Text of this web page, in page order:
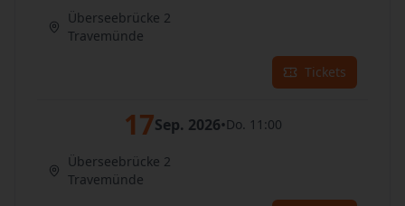
Überseebrücke 2
Travemünde
Tickets
17Sep. 2026•Do. 11:00
Überseebrücke 2
Travemünde